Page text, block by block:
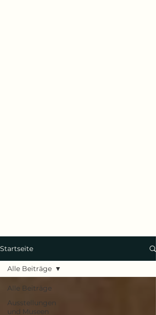
Startseite
Alle Beiträge
Ausstellungen
und Museen
Alle Beiträge